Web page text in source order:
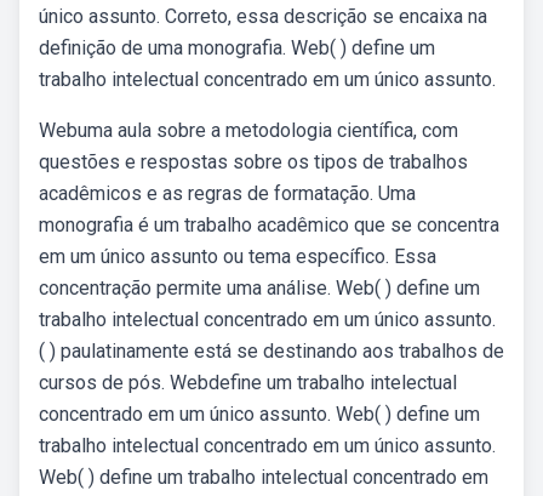
único assunto. Correto, essa descrição se encaixa na
definição de uma monografia. Web( ) define um
trabalho intelectual concentrado em um único assunto.
Webuma aula sobre a metodologia científica, com
questões e respostas sobre os tipos de trabalhos
acadêmicos e as regras de formatação. Uma
monografia é um trabalho acadêmico que se concentra
em um único assunto ou tema específico. Essa
concentração permite uma análise. Web( ) define um
trabalho intelectual concentrado em um único assunto.
( ) paulatinamente está se destinando aos trabalhos de
cursos de pós. Webdefine um trabalho intelectual
concentrado em um único assunto. Web( ) define um
trabalho intelectual concentrado em um único assunto.
Web( ) define um trabalho intelectual concentrado em